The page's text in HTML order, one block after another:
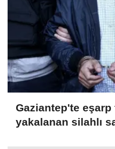
Gaziantep'te eşarp
yakalanan silahlı